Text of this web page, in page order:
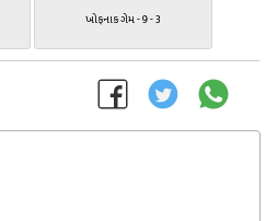
ખોફનાક ગેમ - 9 - 3